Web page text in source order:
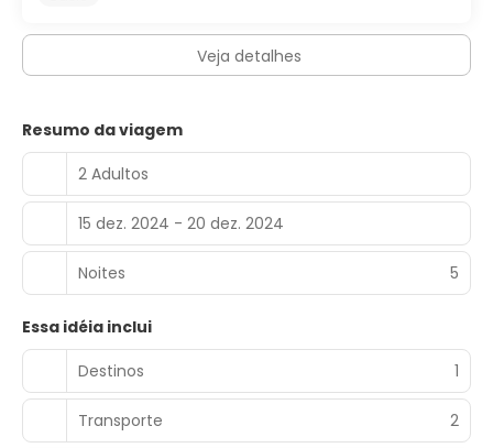
serviço de limusine/carro disponível e serviço de
lavanderia e lavagem a seco. Mediante uma sobretaxa,
há serviço de traslado de/para o aeroporto disponível 24
Veja detalhes
Resumo da viagem
2 Adultos
15 dez. 2024 - 20 dez. 2024
Noites 5
Essa idéia inclui
Destinos
1
Transporte 2